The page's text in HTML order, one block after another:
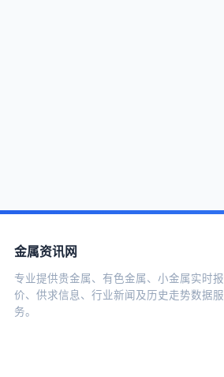
金属资讯网
专业提供贵金属、有色金属、小金属实时报
价、供求信息、行业新闻及历史走势数据服
务。